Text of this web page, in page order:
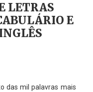
LETRAS
E
das mil palavras mais